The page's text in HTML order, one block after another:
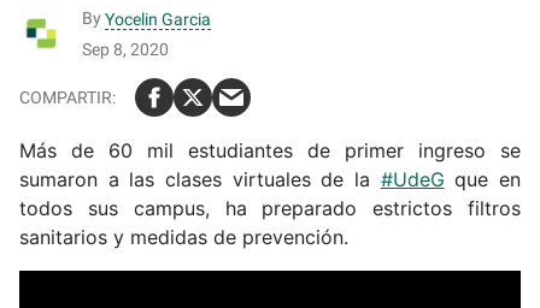
By Yocelin Garcia
Sep 8, 2020
Más de 60 mil estudiantes de primer ingreso se
sumaron a las clases virtuales de la #UdeG que en
todos sus campus, ha preparado estrictos filtros
sanitarios y medidas de prevención.